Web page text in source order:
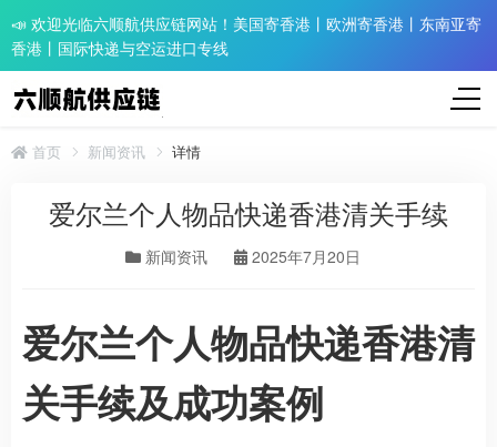
📣 欢迎光临六顺航供应链网站！美国寄香港丨欧洲寄香港丨东南亚寄
香港丨国际快递与空运进口专线
首页 新闻资讯 详情
爱尔兰个人物品快递香港清关手续
新闻资讯 2025年7月20日
爱尔兰个人物品快递香港清
关手续及成功案例